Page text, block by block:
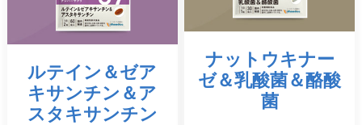
ルテイン ＆ゼア
キサンチン ＆ ア
スタキサンチン
ナットウキナー
ゼ＆乳酸菌＆酪酸
菌